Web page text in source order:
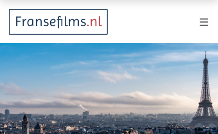
Animatie
Documentaire
Drama